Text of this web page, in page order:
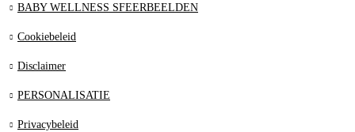
BABY WELLNESS SFEERBEELDEN
Cookiebeleid
Disclaimer
PERSONALISATIE
Privacybeleid